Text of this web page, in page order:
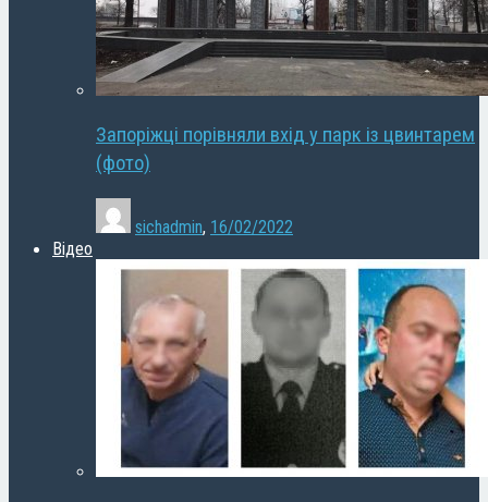
Запоріжці порівняли вхід у парк із цвинтарем
(фото)
sichadmin, 16/02/2022
Відео